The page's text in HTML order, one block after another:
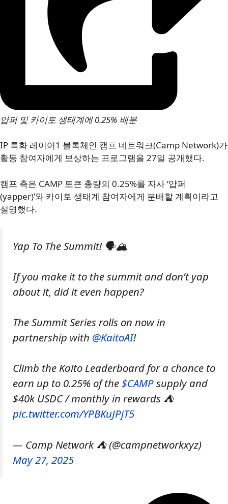
얍퍼 및 카이토 생태계에 0.25% 배분
IP 특화 레이어1 블록체인 캠프 네트워크(Camp Network)가
활동 참여자에게 보상하는 프로그램을 27일 공개했다.
캠프 측은 CAMP 토큰 총량의 0.25%를 자사 ‘얍퍼
(yapper)’와 카이토 생태계 참여자에게 분배할 계획이라고
설명했다.
Yap To The Summit! 🗣️🏔️
If you make it to the summit and don’t yap
about it, did it even happen?
The Summit Series rolls on now in
partnership with @KaitoAI!
Climb the Kaito Leaderboard for a chance to
earn up to 0.25% of the$CAMPsupply and
$40k USDC / monthly in rewards ⛺
pic.twitter.com/YPBKuJPjT5
— Camp Network ⛺️ (@campnetworkxyz)
May 27, 2025